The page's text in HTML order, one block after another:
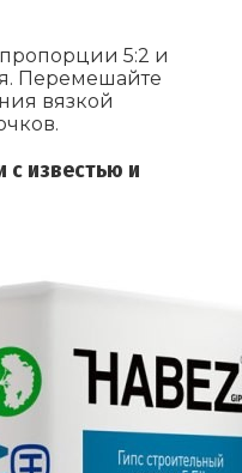
5:2 и
Перемешайте
вязкой
с известью и